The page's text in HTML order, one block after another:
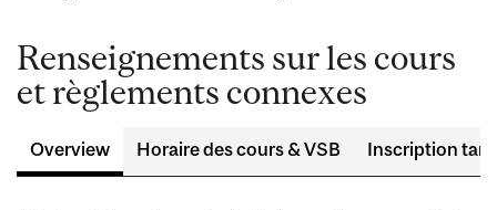
Renseignements sur les cours
et règlements connexes
Overview Horaire des cours & VSB Inscription